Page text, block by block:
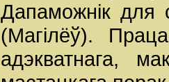
Дапаможнік для
(Магілёў).
адэкватнага,